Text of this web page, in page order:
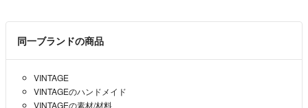
同一ブランドの商品
VINTAGE
VINTAGEのハンドメイド
VINTAGEの素材/材料